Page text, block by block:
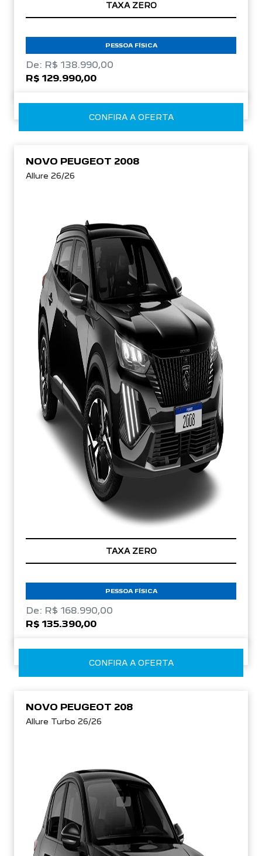
TAXA ZERO
PESSOA FÍSICA
De: R$ 138.990,00
R$ 129.990,00
CONFIRA A OFERTA
NOVO PEUGEOT 2008
Allure 26/26
TAXA ZERO
PESSOA FÍSICA
De: R$ 168.990,00
R$ 135.390,00
CONFIRA A OFERTA
NOVO PEUGEOT 208
Allure Turbo 26/26